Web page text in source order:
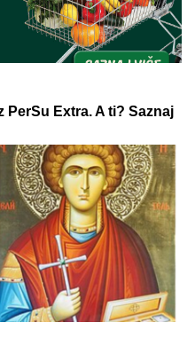
PerSu Extra. A ti? Saznaj